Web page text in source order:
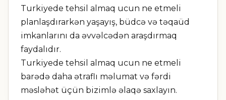
Turkiyede tehsil almaq ucun ne etmeli
planlaşdırarkən yaşayış, büdcə və təqaüd
imkanlarını da əvvəlcədən araşdırmaq
faydalıdır.
Turkiyede tehsil almaq ucun ne etmeli
barədə daha ətraflı məlumat və fərdi
məsləhət üçün bizimlə əlaqə saxlayın.